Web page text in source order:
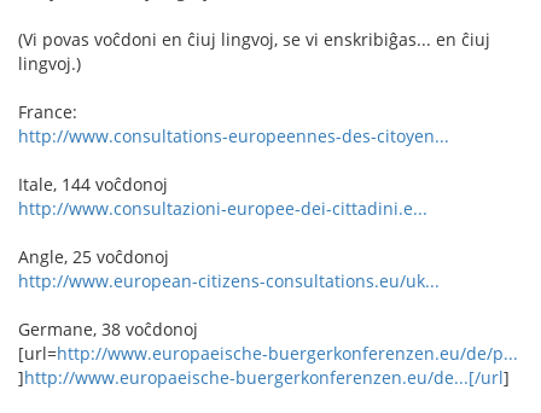
(Vi povas voĉdoni en ĉiuj lingvoj, se vi enskribiĝas... en ĉiuj
lingvoj.)
France:
http://www.consultations-europeennes-des-citoyen...
Itale, 144 voĉdonoj
http://www.consultazioni-europee-dei-cittadini.e...
Angle, 25 voĉdonoj
http://www.european-citizens-consultations.eu/uk...
Germane, 38 voĉdonoj
[url=http://www.europaeische-buergerkonferenzen.eu/de/p...
]http://www.europaeische-buergerkonferenzen.eu/de...[/url]